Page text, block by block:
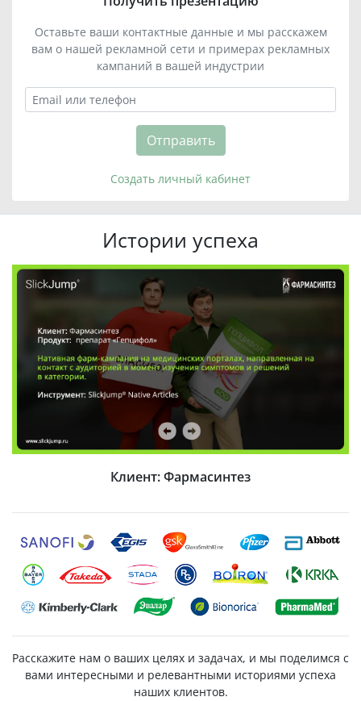
Оставьте ваши контактные данные и мы расскажем
вам о нашей рекламной сети и примерах рекламных
кампаний в вашей индустрии
Отправить
Создать личный кабинет
Истории успеха
Клиент: «Контрактубекс»
Расскажите нам о ваших целях и задачах, и мы поделимся с
вами интересными и релевантными историями успеха
наших клиентов.